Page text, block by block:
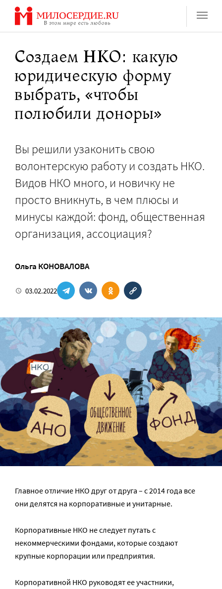
Перейти
содержанию
Создаем НКО: какую
юридическую форму
выбрать, «чтобы
полюбили доноры»
Вы решили узаконить свою
волонтерскую работу и создать НКО.
Видов НКО много, и новичку не
просто вникнуть, в чем плюсы и
минусы каждой: фонд, общественная
организация, ассоциация?
Ольга КОНОВАЛОВА
03.02.2022
Главное отличие НКО друг от друга – с 2014 года все
они делятся на корпоративные и унитарные.
Корпоративные НКО не следует путать с
некоммерческими фондами, которые создают
крупные корпорации или предприятия.
Корпоративной НКО руководят ее участники,